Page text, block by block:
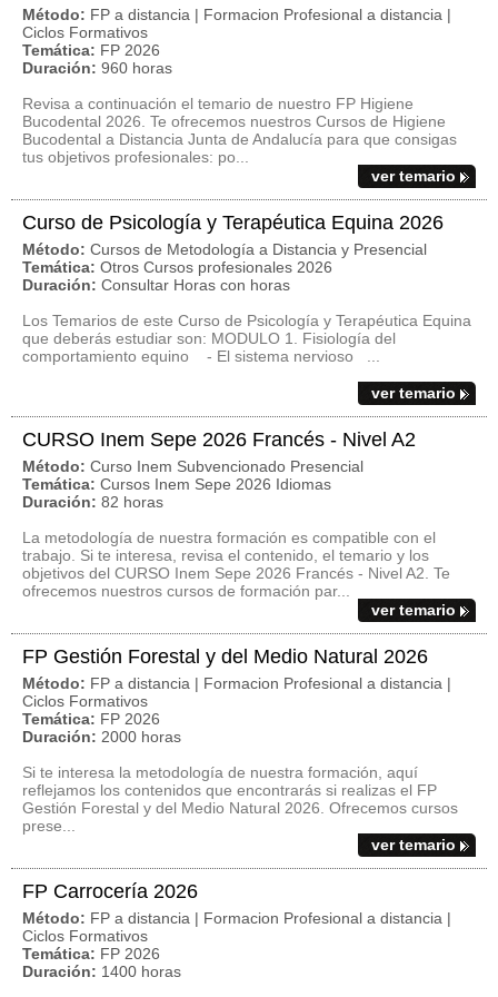
Método: FP a distancia | Formacion Profesional a distancia |
Ciclos Formativos
Temática: FP 2026
Duración: 960 horas
Revisa a continuación el temario de nuestro FP Higiene
Bucodental 2026. Te ofrecemos nuestros Cursos de Higiene
Bucodental a Distancia Junta de Andalucía para que consigas
tus objetivos profesionales: po...
ver temario
Curso de Psicología y Terapéutica Equina 2026
Método: Cursos de Metodología a Distancia y Presencial
Temática: Otros Cursos profesionales 2026
Duración: Consultar Horas con horas
Los Temarios de este Curso de Psicología y Terapéutica Equina
que deberás estudiar son: MODULO 1. Fisiología del
comportamiento equino - El sistema nervioso ...
ver temario
CURSO Inem Sepe 2026 Francés - Nivel A2
Método: Curso Inem Subvencionado Presencial
Temática: Cursos Inem Sepe 2026 Idiomas
Duración: 82 horas
La metodología de nuestra formación es compatible con el
trabajo. Si te interesa, revisa el contenido, el temario y los
objetivos del CURSO Inem Sepe 2026 Francés - Nivel A2. Te
ofrecemos nuestros cursos de formación par...
ver temario
FP Gestión Forestal y del Medio Natural 2026
Método: FP a distancia | Formacion Profesional a distancia |
Ciclos Formativos
Temática: FP 2026
Duración: 2000 horas
Si te interesa la metodología de nuestra formación, aquí
reflejamos los contenidos que encontrarás si realizas el FP
Gestión Forestal y del Medio Natural 2026. Ofrecemos cursos
prese...
ver temario
FP Carrocería 2026
Método: FP a distancia | Formacion Profesional a distancia |
Ciclos Formativos
Temática: FP 2026
Duración: 1400 horas